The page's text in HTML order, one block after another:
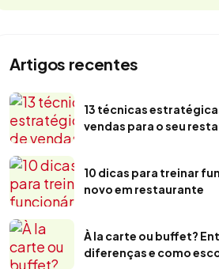
Artigos recentes
13 técnicas
vendas para o seu
10 dicas para treinar
novo em restaurante
À la carte ou buffet?
diferenças e como